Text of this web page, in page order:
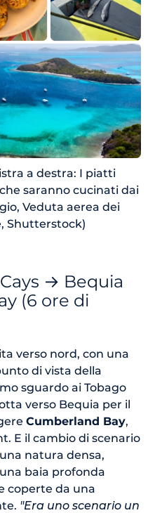
a destra: I piatti
saranno cucinati dai
Veduta aerea dei
Shutterstock)
→ Bequia
(6 ore di
verso nord, con una
di vista della
sguardo ai Tobago
verso Bequia per il
Cumberland Bay,
E il cambio di scenario
natura densa,
baia profonda
coperte da una
"Era uno scenario un